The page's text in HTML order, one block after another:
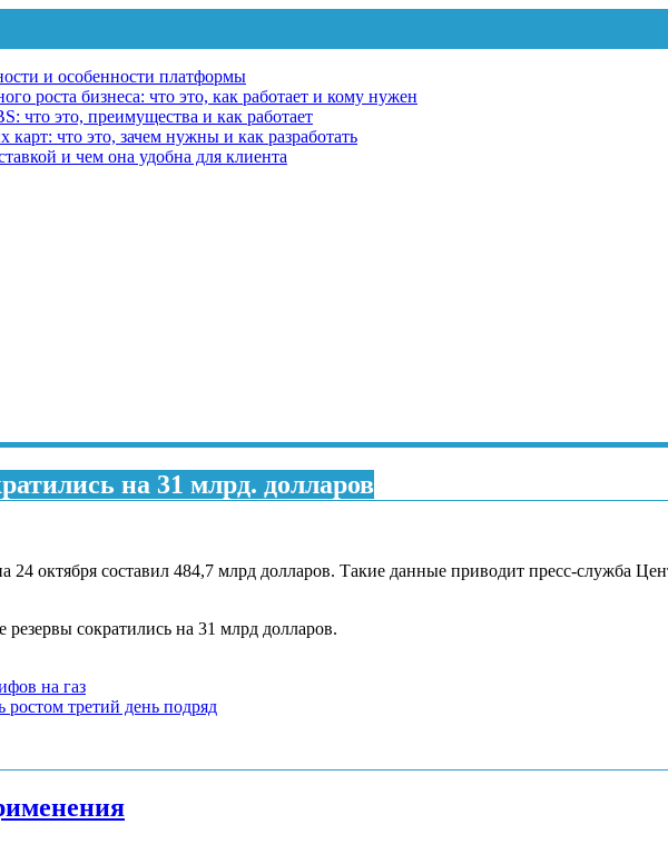
и особенности платформы
роста бизнеса: что это, как работает и кому нужен
что это, преимущества и как работает
карт: что это, зачем нужны и как разработать
и чем она удобна для клиента
на 31 млрд. долларов
октября составил 484,7 млрд долларов. Такие данные приводит пресс-служба
сократились на 31 млрд долларов.
на газ
третий день подряд